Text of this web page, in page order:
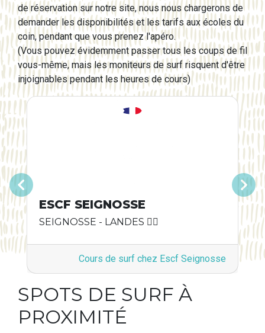
de réservation sur notre site, nous nous chargerons de
demander les disponibilités et les tarifs aux écoles du
coin, pendant que vous prenez l'apéro.
(Vous pouvez évidemment passer tous les coups de fil
vous-même, mais les moniteurs de surf risquent d'être
injoignables pendant les heures de cours)
ESCF SEIGNOSSE
SEIGNOSSE - LANDES 🏄‍♂️
Cours de surf chez Escf Seignosse
Suivant
SPOTS DE SURF À
PROXIMITÉ